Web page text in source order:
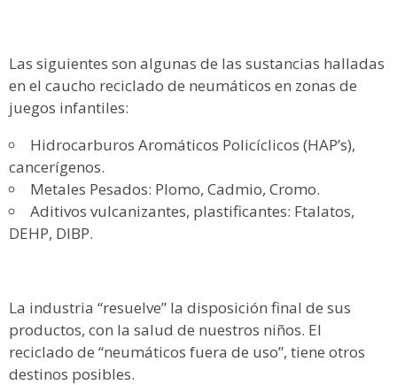
Las siguientes son algunas de las sustancias halladas
en el caucho reciclado de neumáticos en zonas de
juegos infantiles:
Hidrocarburos Aromáticos Policíclicos (HAP’s),
cancerígenos.
Metales Pesados: Plomo, Cadmio, Cromo.
Aditivos vulcanizantes, plastificantes: Ftalatos,
DEHP, DIBP.
La industria “resuelve” la disposición final de sus
productos, con la salud de nuestros niños. El
reciclado de “neumáticos fuera de uso”, tiene otros
destinos posibles.